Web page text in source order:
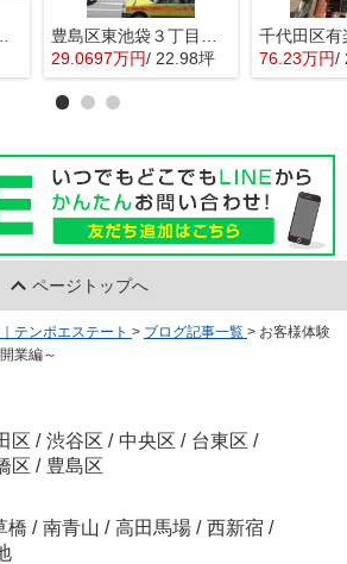
舗事務所
豊島区東池袋３丁目の事務所
29.0697万円/ 22.98坪 76.23万円/
ページトップへ
テンポエステート > ブログ記事一覧 > お客様体験
業編～
区 / 渋谷区 / 中央区 / 台東区 /
区 / 豊島区
橋 / 南青山 / 高田馬場 / 西新宿 /